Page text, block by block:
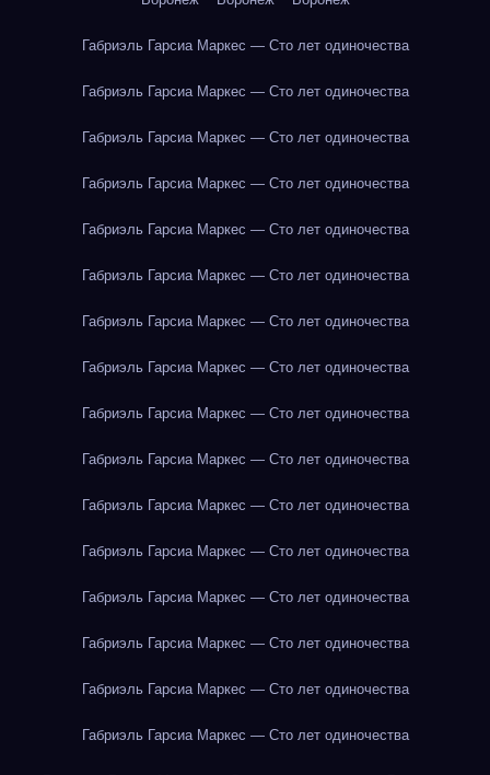
Габриэль Гарсиа Маркес — Сто лет одиночества
Габриэль Гарсиа Маркес — Сто лет одиночества
Габриэль Гарсиа Маркес — Сто лет одиночества
Габриэль Гарсиа Маркес — Сто лет одиночества
Габриэль Гарсиа Маркес — Сто лет одиночества
Габриэль Гарсиа Маркес — Сто лет одиночества
Габриэль Гарсиа Маркес — Сто лет одиночества
Габриэль Гарсиа Маркес — Сто лет одиночества
Габриэль Гарсиа Маркес — Сто лет одиночества
Габриэль Гарсиа Маркес — Сто лет одиночества
Габриэль Гарсиа Маркес — Сто лет одиночества
Габриэль Гарсиа Маркес — Сто лет одиночества
Габриэль Гарсиа Маркес — Сто лет одиночества
Габриэль Гарсиа Маркес — Сто лет одиночества
Габриэль Гарсиа Маркес — Сто лет одиночества
Габриэль Гарсиа Маркес — Сто лет одиночества